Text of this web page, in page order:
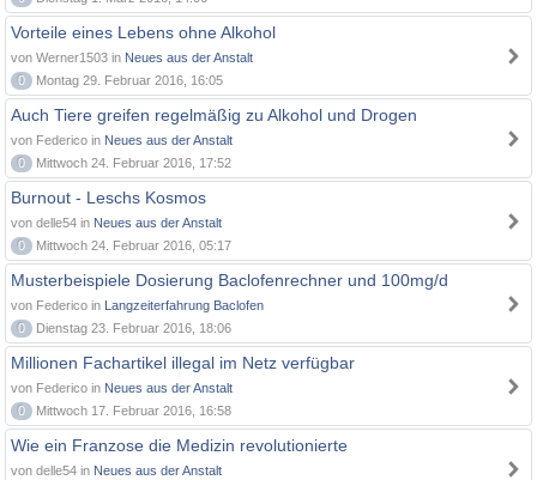
Vorteile eines Lebens ohne Alkohol
von Werner1503 in Neues aus der Anstalt
0
Montag 29. Februar 2016, 16:05
Auch Tiere greifen regelmäßig zu Alkohol und Drogen
von Federico in Neues aus der Anstalt
0
Mittwoch 24. Februar 2016, 17:52
Burnout - Leschs Kosmos
von delle54 in Neues aus der Anstalt
0
Mittwoch 24. Februar 2016, 05:17
Musterbeispiele Dosierung Baclofenrechner und 100mg/d
von Federico in Langzeiterfahrung Baclofen
0
Dienstag 23. Februar 2016, 18:06
Millionen Fachartikel illegal im Netz verfügbar
von Federico in Neues aus der Anstalt
0
Mittwoch 17. Februar 2016, 16:58
Wie ein Franzose die Medizin revolutionierte
von delle54 in Neues aus der Anstalt